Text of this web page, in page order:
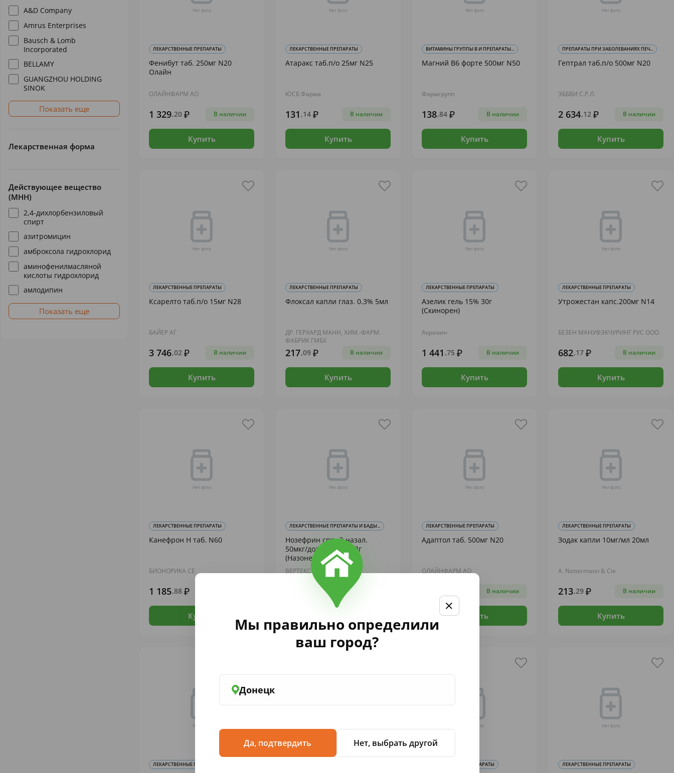
Мы правильно определили
ваш город?
Донецк
Да, подтвердить Нет, выбрать другой
A&D Company
Amrus Enterprises
Bausch & Lomb
Incorporated
BELLAMY
GUANGZHOU HOLDING
SINOK
Показать еще
Лекарственная форма
Действующее вещество
(МНН)
2,4-дихлорбензиловый
спирт
азитромицин
амброксола гидрохлорид
аминофенилмасляной
кислоты гидрохлорид
амлодипин
Показать еще
ЛЕКАРСТВЕННЫЕ ПРЕПАРАТЫ
Фенибут таб. 250мг N20
Олайн
ОЛАЙНФАРМ АО
1 329,20 В наличии
Купить
ЛЕКАРСТВЕННЫЕ ПРЕПАРАТЫ
Атаракс таб.п/о 25мг N25
ЮСБ Фарма
131 ,14 В наличии
Купить
ВИТАМИНЫ ГРУППЫ В И ПРЕПАРАТЫ...
Магний В6 форте 500мг N50
Фармгрупп
138,84 В наличии
Купить
ПРЕПАРАТЫ ПРИ ЗАБОЛЕВАНИЯХ ПЕЧ...
Гептрал таб.п/о 500мг N20
ЭББВИ С.Р.Л.
2 634,12 В наличии
Купить
ЛЕКАРСТВЕННЫЕ ПРЕПАРАТЫ
Ксарелто таб.п/о 15мг N28
БАЙЕР АГ
3 746,02 В наличии
Купить
ЛЕКАРСТВЕННЫЕ ПРЕПАРАТЫ
Флоксал капли глаз. 0.3% 5мл
ДР. ГЕРХАРД МАНН, ХИМ.-ФАРМ.
ФАБРИК ГМБХ
217,09 В наличии
Купить
ЛЕКАРСТВЕННЫЕ ПРЕПАРАТЫ
Азелик гель 15% 30г
(Скинорен)
Акрихин
1 441 ,75 В наличии
Купить
ЛЕКАРСТВЕННЫЕ ПРЕПАРАТЫ
Утрожестан капс.200мг N14
БЕЗЕН МАНУФЭКЧУРИНГ РУС ООО
682,17 В наличии
Купить
ЛЕКАРСТВЕННЫЕ ПРЕПАРАТЫ
Канефрон Н таб. N60
БИОНОРИКА СЕ
1 185,88
Купить
ЛЕКАРСТВЕННЫЕ ПРЕПАРАТЫ И БАДЫ...
Нозефрин спрей назал.
50мкг/доза 120доз 18г
(Назонекс)
ВЕРТЕКС АО
В наличии
ЛЕКАРСТВЕННЫЕ ПРЕПАРАТЫ
Адаптол таб. 500мг N20
ОЛАЙНФАРМ АО
В наличии
Купить
ЛЕКАРСТВЕННЫЕ ПРЕПАРАТЫ
Зодак капли 10мг/мл 20мл
A. Nattermann & Cie
213,29 В наличии
Купить
ЛЕКАРСТВЕННЫЕ ПРЕПАРАТЫ И БАДЫ... ЛЕКАРСТВЕННЫЕ ПРЕПАРАТЫ ЛЕКАРСТВЕННЫЕ ПРЕПАРАТЫ